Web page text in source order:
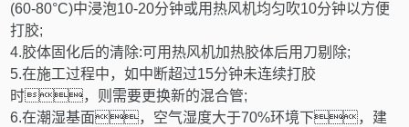
(60-80°C)中浸泡10-20分钟或用热风机均匀吹10分钟以方便
打胶;
4.胶体固化后的清除:可用热风机加热胶体后用刀剔除;
5.在施工过程中，如中断超过15分钟未连续打胶
时，则需要更换新的混合管;
6.在潮湿基面，空气湿度大于70%环境下，建